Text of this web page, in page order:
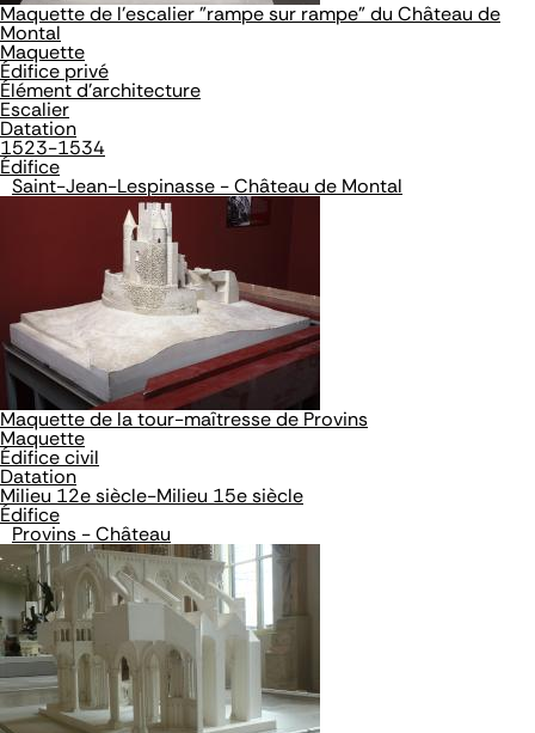
Maquette de l'escalier "rampe sur rampe" du Château de
Montal
Maquette
Édifice privé
Élément d’architecture
Escalier
Datation
1523-1534
Édifice
Saint-Jean-Lespinasse - Château de Montal
Maquette de la tour-maîtresse de Provins
Maquette
Édifice civil
Datation
Milieu 12e siècle-Milieu 15e siècle
Édifice
Provins - Château